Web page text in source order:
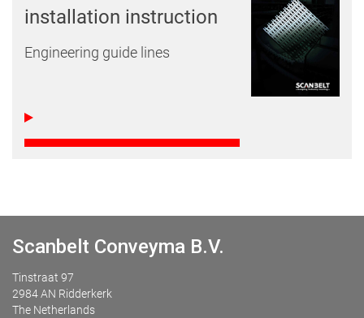
installation instruction
Engineering guide lines
Scanbelt Conveyma B.V.
Tinstraat 97
2984 AN Ridderkerk
The Netherlands